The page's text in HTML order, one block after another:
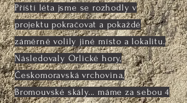
Příští léta jsme se rozhodly v
projektu pokračovat a pokaždé
záměrně volily jiné místo a lokalitu.
Následovaly Orlické hory,
Českomoravská vrchovina,
Bromouvské skály... máme za sebou 4